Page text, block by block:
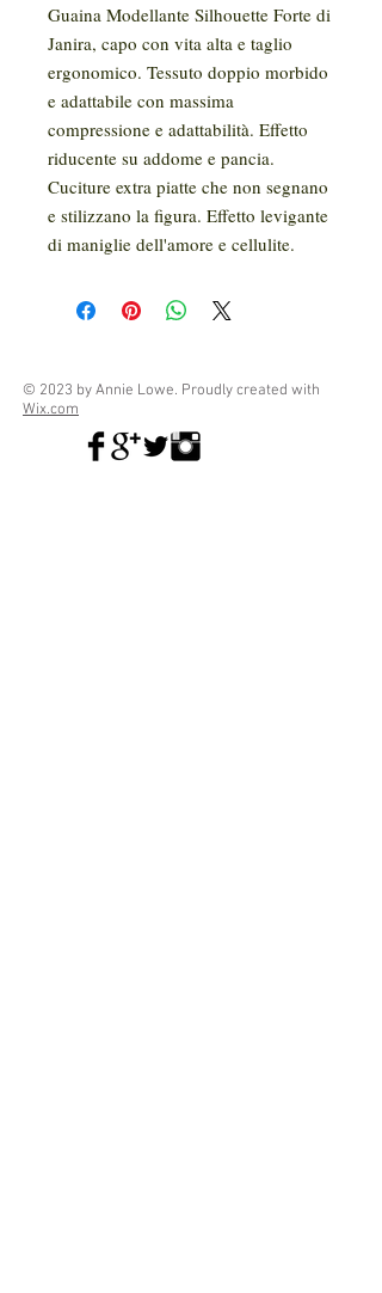
Guaina Modellante Silhouette Forte di
Janira, capo con vita alta e taglio
ergonomico. Tessuto doppio morbido
e adattabile con massima
compressione e adattabilità. Effetto
riducente su addome e pancia.
Cuciture extra piatte che non segnano
e stilizzano la figura. Effetto levigante
di maniglie dell'amore e cellulite.
© 2023 by Annie Lowe. Proudly created with
Wix.com